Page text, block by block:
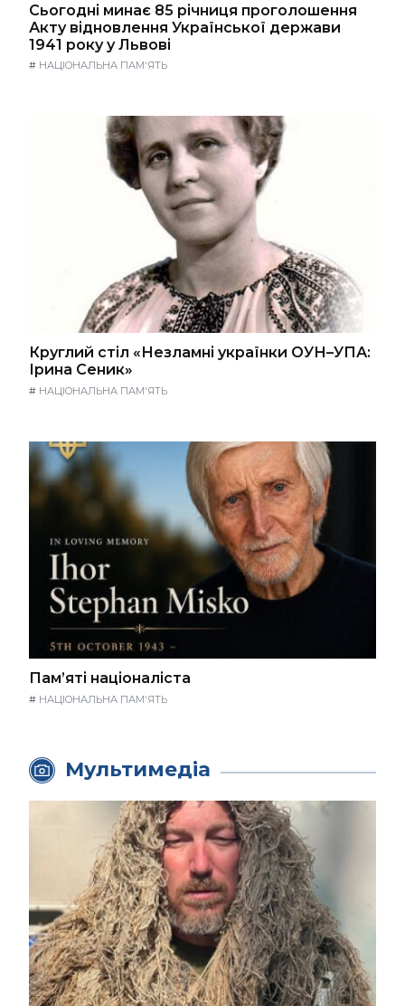
Сьогодні минає 85 річниця проголошення
Акту відновлення Української держави
1941 року у Львові
# НАЦІОНАЛЬНА ПАМ'ЯТЬ
Круглий стіл «Незламні українки ОУН–УПА:
Ірина Сеник»
# НАЦІОНАЛЬНА ПАМ'ЯТЬ
Пам’яті націоналіста
# НАЦІОНАЛЬНА ПАМ'ЯТЬ
Мультимедіа